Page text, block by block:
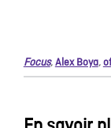
Focus,Alex Boya,